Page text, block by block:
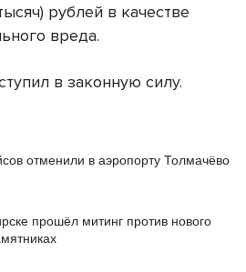
рублей в качестве
вреда.
в законную силу.
отменили в аэропорту Толмачёво
прошёл митинг против нового